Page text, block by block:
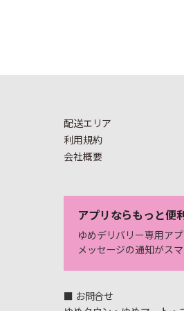
配送エリア
利用規約
会社概要
アプリならもっと便
ゆめデリバリー専用アプ
メッセージの通知がス
■ お問合せ